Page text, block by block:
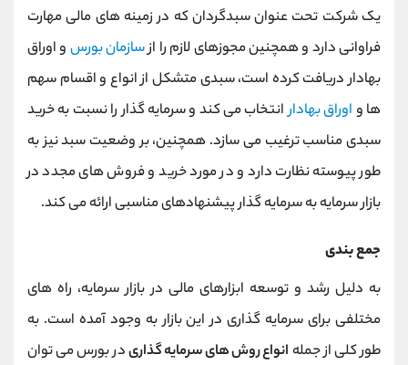
یک شرکت تحت عنوان سبدگردان که در زمینه های مالی مهارت
فراوانی دارد و همچنین مجوزهای لازم را ازسازمان بورس و اوراق
بهادار دریافت کرده است، سبدی متشکل از انواع و اقسام سهم
ها و اوراق بهادارانتخاب می کند و سرمایه گذار را نسبت به خرید
سبدی مناسب ترغیب می سازد. همچنین، بر وضعیت سبد نیز به
طور پیوسته نظارت دارد و در مورد خرید و فروش های مجدد در
بازار سرمایه به سرمایه گذار پیشنهادهای مناسبی ارائه می کند.
جمع بندی
به دلیل رشد و توسعه ابزارهای مالی در بازار سرمایه، راه های
مختلفی برای سرمایه گذاری در این بازار به وجود آمده است. به
طور کلی از جمله انواع روش های سرمایه گذاریدر بورس می توان